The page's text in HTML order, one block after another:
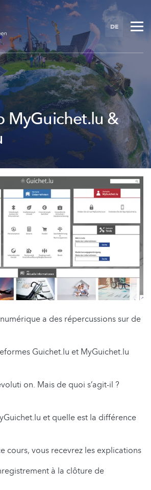
DE
MyGuichet.lu &
a des répercussions sur de
Guichet.lu et MyGuichet.lu
on. Mais de quoi s’agit-il ?
et quelle est la différence
cours, vous recevrez les explications
à la clôture de